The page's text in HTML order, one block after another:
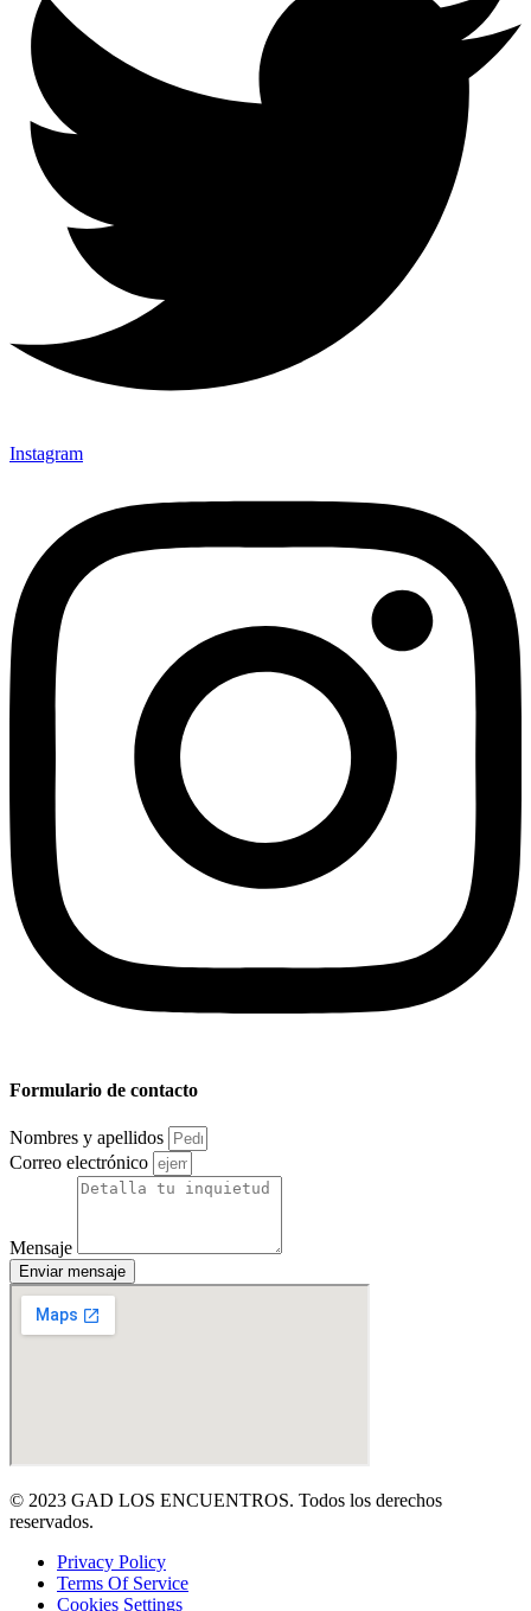
Instagram
Formulario de contacto
Nombres y apellidos
Correo electrónico
Mensaje
Enviar mensaje
© 2023 GAD LOS ENCUENTROS. Todos los derechos
reservados.
Privacy Policy
Terms Of Service
Cookies Settings